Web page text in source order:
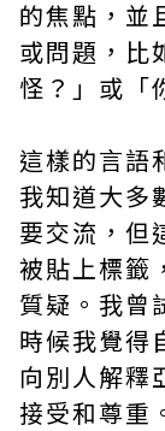
的焦點，並
或問題，比
怪？」或「
這樣的言語
我知道大多
要交流，但
被貼上標籤
質疑。我曾
時候我覺得
向別人解釋
接受和尊重